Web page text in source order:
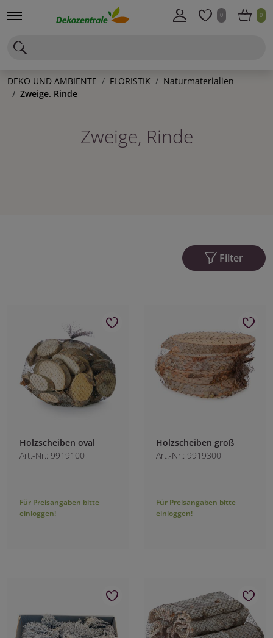
0 0
DEKO UND AMBIENTE FLORISTIK
Naturmaterialien
Zweige. Rinde
Zweige, Rinde
Filter
Holzscheiben oval
Art.-Nr.: 9919100
Für Preisangaben bitte
einloggen!
Holzscheiben groß
Art.-Nr.: 9919300
Für Preisangaben bitte
einloggen!